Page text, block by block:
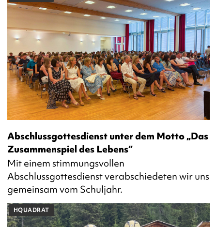
Abschlussgottesdienst unter dem Motto „Das
Zusammenspiel des Lebens“
Mit einem stimmungsvollen
Abschlussgottesdienst verabschiedeten wir uns
gemeinsam vom Schuljahr.
HQUADRAT